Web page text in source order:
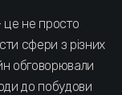
це не просто
сфери з різних
обговорювали
до побудови